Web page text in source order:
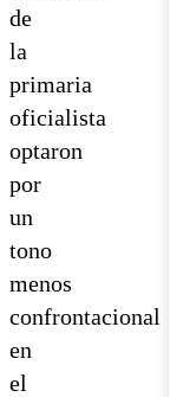
de
la
primaria
oficialista
optaron
por
un
tono
menos
confrontacional
en
el